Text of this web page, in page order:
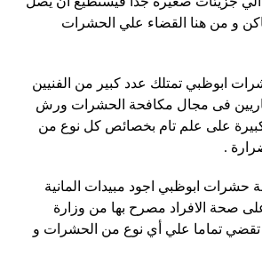
و من هنا القضاء علي الحشرات
ابوظبي تمتلك عدد كبير من الفنيين
فى مجال مكافحة الحشرات ورش
كبيرة على علم تام بخصائص كل نوع من
.
حشرات ابوظبي اجود مبيدات المانية
صحة الافراد مصرح بها من وزارة
تقضي تماما علي أي نوع من الحشرات و